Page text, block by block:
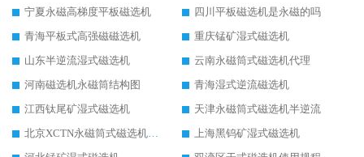
宁夏永磁高梯度平板磁选机
四川平板磁选机是永磁的吗
青海平板式高强磁磁选机
重庆锰矿湿式磁选机
山东半逆流湿式磁选机
云南永磁筒式磁选机代理
河南磁选机永磁筒结构图
青海湿式逆流磁选机
江西钛尾矿湿式磁选机
天津永磁筒式磁选机半逆流
北京XCTN永磁筒式磁选机磁块位置
上海黑钨矿湿式磁选机